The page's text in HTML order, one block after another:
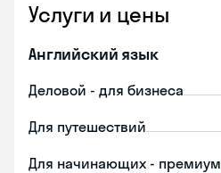
Услуги и цены
Английский язык
Деловой - для бизнеса
Для путешествий
Для начинающих - премиум